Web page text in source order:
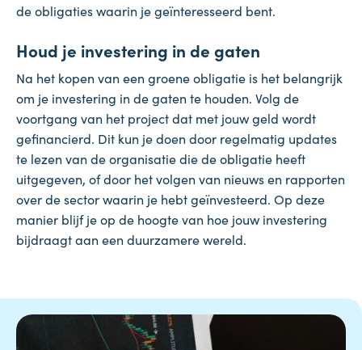
de obligaties waarin je geïnteresseerd bent.
Houd je investering in de gaten
Na het kopen van een groene obligatie is het belangrijk
om je investering in de gaten te houden. Volg de
voortgang van het project dat met jouw geld wordt
gefinancierd. Dit kun je doen door regelmatig updates
te lezen van de organisatie die de obligatie heeft
uitgegeven, of door het volgen van nieuws en rapporten
over de sector waarin je hebt geïnvesteerd. Op deze
manier blijf je op de hoogte van hoe jouw investering
bijdraagt aan een duurzamere wereld.